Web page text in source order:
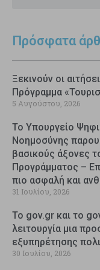
Πρόσφατα
Ξεκινούν οι
Πρόγραμμα
5 Αυγούστου, 2026
Το Υπουργείο
Νοημοσύνης
βασικούς άξονες
Προγράμματος –
πιο ασφαλή και
31 Ιουλίου, 2026
Το gov.gr και το
λειτουργία μια
εξυπηρέτησης
30 Ιουλίου, 2026